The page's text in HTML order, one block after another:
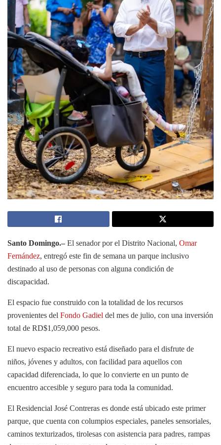
Santo Domingo.– El senador por el Distrito Nacional, Omar
Fernández, entregó este fin de semana un parque inclusivo
destinado al uso de personas con alguna condición de
discapacidad.
El espacio fue construido con la totalidad de los recursos
provenientes del Fondo Gadiel del mes de julio, con una inversión
total de RD$1,059,000 pesos.
El nuevo espacio recreativo está diseñado para el disfrute de
niños, jóvenes y adultos, con facilidad para aquellos con
capacidad diferenciada, lo que lo convierte en un punto de
encuentro accesible y seguro para toda la comunidad.
El Residencial José Contreras es donde está ubicado este primer
parque, que cuenta con columpios especiales, paneles sensoriales,
caminos texturizados, tirolesas con asistencia para padres, rampas